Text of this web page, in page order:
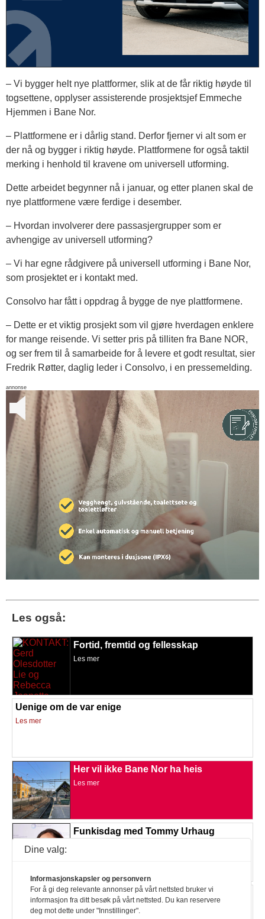
– Vi bygger helt nye plattformer, slik at de får riktig høyde til
togsettene, opplyser assisterende prosjektsjef Emmeche
Hjemmen i Bane Nor.
– Plattformene er i dårlig stand. Derfor fjerner vi alt som er
der nå og bygger i riktig høyde. Plattformene for også taktil
merking i henhold til kravene om universell utforming.
Dette arbeidet begynner nå i januar, og etter planen skal de
nye plattformene være ferdige i desember.
– Hvordan involverer dere passasjergrupper som er
avhengige av universell utforming?
– Vi har egne rådgivere på universell utforming i Bane Nor,
som prosjektet er i kontakt med.
Consolvo har fått i oppdrag å bygge de nye plattformene.
– Dette er et viktig prosjekt som vil gjøre hverdagen enklere
for mange reisende. Vi setter pris på tilliten fra Bane NOR,
og ser frem til å samarbeide for å levere et godt resultat, sier
Fredrik Røtter, daglig leder i Consolvo, i en pressemelding.
annonse
Les også:
Fortid, fremtid og fellesskap
Les mer
Uenige om de var enige
Les mer
Her vil ikke Bane Nor ha heis
Les mer
Funkisdag med Tommy Urhaug
Tilgjengelig teater i Bergen
Les mer
Dine valg:
Informasjonskapsler og personvern
For å gi deg relevante annonser på vårt nettsted bruker vi
informasjon fra ditt besøk på vårt nettsted. Du kan reservere
deg mot dette under "Innstillinger".